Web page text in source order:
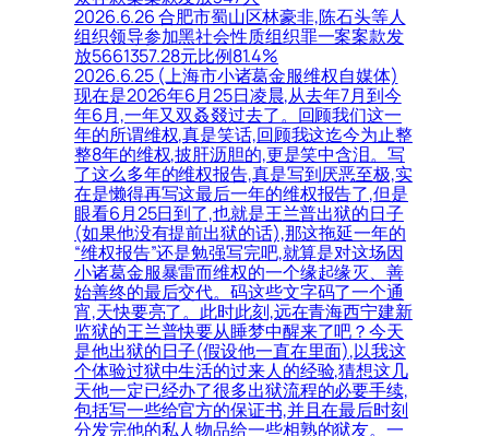
2026.6.26 合肥市蜀山区林豪非,陈石头等人
组织领导参加黑社会性质组织罪一案案款发
放5661357.28元比例81.4%
2026.6.25 (上海市小诸葛金服维权自媒体)
现在是2026年6月25日凌晨,从去年7月到今
年6月,一年又双叒叕过去了。回顾我们这一
年的所谓维权,真是笑话,回顾我这迄今为止整
整8年的维权,披肝沥胆的,更是笑中含泪。写
了这么多年的维权报告,真是写到厌恶至极,实
在是懒得再写这最后一年的维权报告了,但是
眼看6月25日到了,也就是王兰普出狱的日子
(如果他没有提前出狱的话),那这拖延一年的
“维权报告”还是勉强写完吧,就算是对这场因
小诸葛金服暴雷而维权的一个缘起缘灭、善
始善终的最后交代。码这些文字码了一个通
宵,天快要亮了。此时此刻,远在青海西宁建新
监狱的王兰普快要从睡梦中醒来了吧？今天
是他出狱的日子(假设他一直在里面),以我这
个体验过狱中生活的过来人的经验,猜想这几
天他一定已经办了很多出狱流程的必要手续,
包括写一些给官方的保证书,并且在最后时刻
分发完他的私人物品给一些相熟的狱友。一